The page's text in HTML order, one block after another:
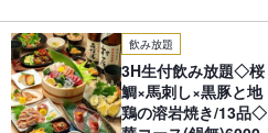
飲み放題
3H生付飲み放題◇桜
鯛×馬刺し×黒豚と地
鶏の溶岩焼き/13品◇